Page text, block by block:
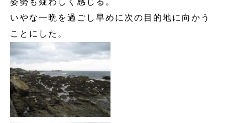
いやな一晩を過ごし早めに次の目的地に向かう
ことにした。